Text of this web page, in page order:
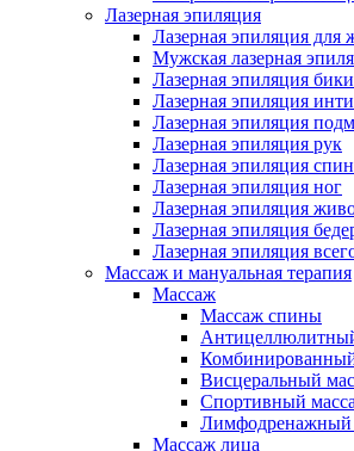
Лазерная эпиляция
Лазерная эпиляция для
Мужская лазерная
Лазерная эпиляция
Лазерная эпиляция
Лазерная эпиляция
Лазерная эпиляция рук
Лазерная эпиляция
Лазерная эпиляция ног
Лазерная эпиляция
Лазерная эпиляция
Лазерная эпиляция
Массаж и мануальная терапия
Массаж
Массаж спины
Висцеральный
Спортивный
Лимфодренажный
Массаж лица